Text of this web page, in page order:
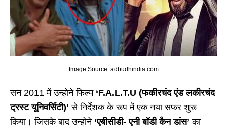
Image Source: adbudhindia.com
सन 2011 में उन्होने फिल्म ‘F.A.L.T.U (फकीरचंद एंड लकीरचंद
ट्रस्ट यूनिवर्सिटी)’ से निर्देशक के रूप में एक नया सफर शुरू
किया। जिसके बाद उन्होने ‘एबीसीडी- एनी बॉडी कैन डांस’का